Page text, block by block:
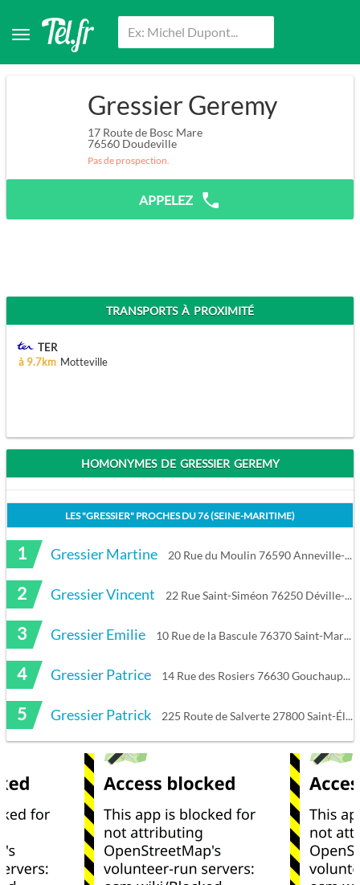
Gressier Geremy
17 Route de Bosc Mare
76560 Doudeville
Pas de prospection.
APPELEZ
TRANSPORTS À PROXIMITÉ
TER
à 9.7km Motteville
HOMONYMES DE GRESSIER GEREMY
LES "GRESSIER" PROCHES DU76 (SEINE-MARITIME)
1 Gressier Martine 20 Rue du Moulin 76590 Anneville-sur-Scie
2 Gressier Vincent 22 Rue Saint-Siméon 76250 Déville-lès-Rouen
3 Gressier Emilie 10 Rue de la Bascule 76370 Saint-Martin-en-Campagne
4 Gressier Patrice 14 Rue des Rosiers 76630 Gouchaupre
5 Gressier Patrick 225 Route de Salverte 27800 Saint-Éloi-de-Fourques